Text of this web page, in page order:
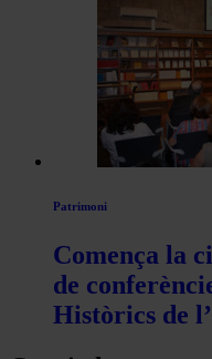
Patrimoni
Comença la
de
Històrics de